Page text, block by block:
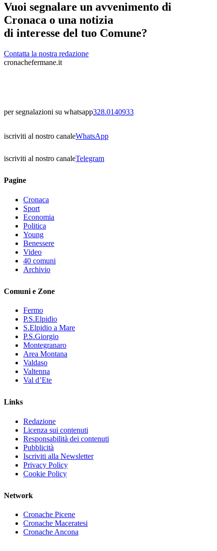
Vuoi segnalare un avvenimento di
Cronaca o una notizia
di interesse del tuo Comune?
Contatta la nostra redazione
cronachefermane.it
per segnalazioni su whatsapp328.0140933
iscriviti al nostro canaleWhatsApp
iscriviti al nostro canaleTelegram
Pagine
Cronaca
Sport
Economia
Politica
Young
Benessere
Video
40 comuni
Archivio
Comuni e Zone
Fermo
P.S.Elpidio
S.Elpidio a Mare
P.S.Giorgio
Montegranaro
Area Montana
Valdaso
Valtenna
Val d’Ete
Links
Redazione
Licenza sui contenuti
Responsabilità dei contenuti
Pubblicità
Iscriviti alla Newsletter
Privacy Policy
Cookie Policy
Network
Cronache Picene
Cronache Maceratesi
Cronache Ancona